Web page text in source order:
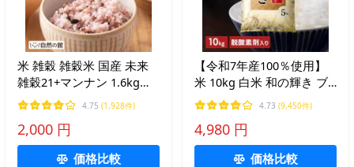
米 雑穀 雑穀米 国産 未来
雑穀21+マンナン 1.6kg
400g×4 もち麦配合 まとめ
買い ダイエット セール 訳
あり食品 簡易梱包 非常食
もちプチ 爆買
4.75 (1,928件)
2,000 円
価格比較
【令和7年産100％使用】
米 10kg 白米 和の輝き ブ
レンド米 令和7年産 国産
5kg 2袋 10キロ おいしさ
長持ち製法 低温製法米 送
料無料 アイリスオーヤマ
4.73 (9,450件)
4,980 円
価格比較